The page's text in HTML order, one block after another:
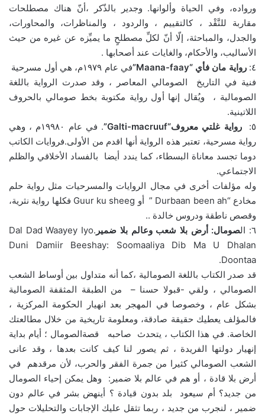
ورواده، وفي الحياة وألوانها. وجدير بالذّكر ،أنّ هناك مصطلحات
مقاربة للنَّقْد ، كالتقييم ، والردود ، والمناظرات، والمحاورات،
والجدل، والمباحثة، إلّا أنّ لكلِّ مصطلحٍ ما يميِّزه عن غيره من حيث
الأساليب، والأحكام، والغايات عند أصحابها .
٤: رواية مان فأي “Maana-faay”
في عام ١٩٧٩م، هي أول مسرحية
فنية في التاريخ الصومالي المعاصر ، وقد صدرت الرواية باللغة
الصومالية ، ويُقال إنها أول رواية مكتوبة بخط صومالي بالحروف
اللاتينية.
٥:
رواية غلتي معروف“Galti-macruuf”
. في عام ١٩٩٨٠م ، وهي
رواية مسرحية، تعتبر هذه الرواية أنها اقدم من الأولى.فروايات الكاتب
دوما تجسد معاناة البسطاء، كما يندد أيضا بالفساد الأخلاقي والظلم
الاجتماعي.
وله مؤلفات أخرى في مجال الروايات والمسرحيات مثل رواية حلم
مخادع “Durbaan been ah ” أو Guur ku sheeg فكلها رواية نثرية،
وقصص ناطقة ودروس خالدة ..
٦: ال
صومال: أرض بلا شعب وعالم بلا ضمير .Dal Dad Waayey Iyo
Duni Damiir Beeshay: Soomaaliya Dib Ma U Dhalan
Doontaa.
قد صدر الكتاب باللغة الصومالية ،كما أنه متداول بين أوساط الشعب
الصومالي ، ولقي -قبولا حسنا – من الطبقة المثقفة الصومالية
بشكل عام ، وخصوصا في المهجر بعد انهيار الحكومة المركزية ،
فالمؤلف يعطيك حقيقة صادقة، ومعلومة تاريخية من خلال مطالعتك
الخاصة. في هذا الكتاب ، يتحدث صاحبه قصةالصومال ؛ أيام بداية
إنهيار دولتها الفريدة ، ثم يصور لنا كيف كانت بعدها ، وقد عانى
الشعب الصومالي كثيرا من جمرة الفقر والحرب، لأن مرقدهم في
أرض بلا قادة ، أو هم في عالم بلا ضمير: وهل يمكن إحياء الصومال
من جديد؟ أم سيعود بلد بدون قيادة ؟ أينهض بشر في عالم دون
ضمير ، لنجرب من جديد ، ربما تثقل عليك الإجابات والتحليلات حول